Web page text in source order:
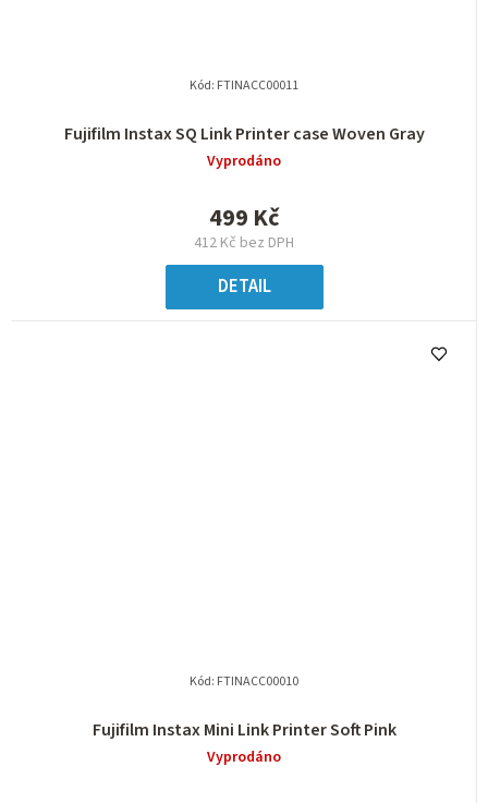
Fujifilm Instax SQ Link Printer case Woven Gray
Vyprodáno
412 Kč bez DPH
499 Kč
DETAIL
Kód: FTINACC00011
Fujifilm Instax Mini Link Printer Soft Pink
Vyprodáno
Kód: FTINACC00010